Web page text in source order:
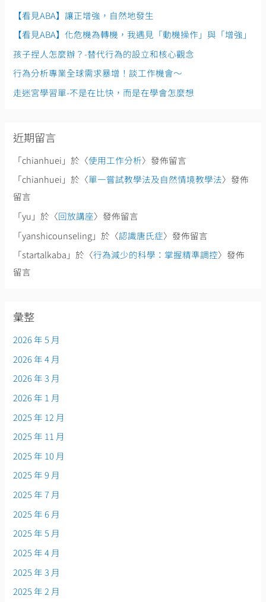
字
【看見ABA】讓正增強，自然地發生
【看見ABA】化危機為轉機，我遇見「動機操作」與「增強」
孩子捏人怎麼辦？-替代行為的設立和核心觀念
行為分析專業全球需求暴增！談工作機會～
走迷宮學習單-不是在比快，而是在學會怎麼想
近期留言
「chianhuei 」於〈使用工作分析〉發佈留言
「chianhuei 」於〈單一嘗試教學法及自然情境教學法〉發佈
留言
「yu 」於〈回放講座〉發佈留言
「yanshicounseling」於〈認識唐氏症〉發佈留言
「startalkaba 」於〈行為減少的科學：掌握精準調控〉發佈
留言
彙整
2026 年 5 月
2026 年 4 月
2026 年 3 月
2026 年 1 月
2025 年 12 月
2025 年 11 月
2025 年 10 月
2025 年 9 月
2025 年 7 月
2025 年 6 月
2025 年 5 月
2025 年 4 月
2025 年 3 月
2025 年 2 月